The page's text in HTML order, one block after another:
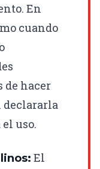
En
cuando
de hacer
declararla
uso.
El